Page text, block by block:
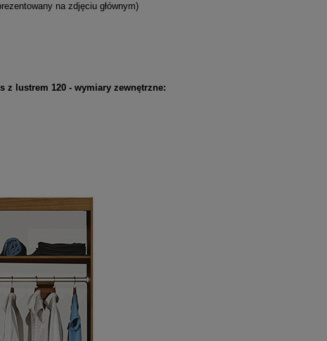
na zdjęciu głównym)
z lustrem 120 - wymiary zewnętrzne: